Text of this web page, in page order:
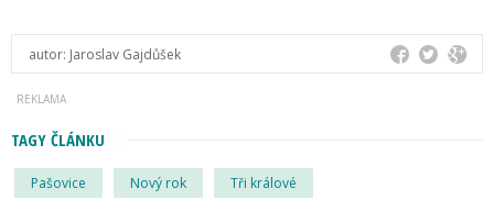
autor: Jaroslav Gajdůšek
TAGY ČLÁNKU
Pašovice Nový rok Tři králové